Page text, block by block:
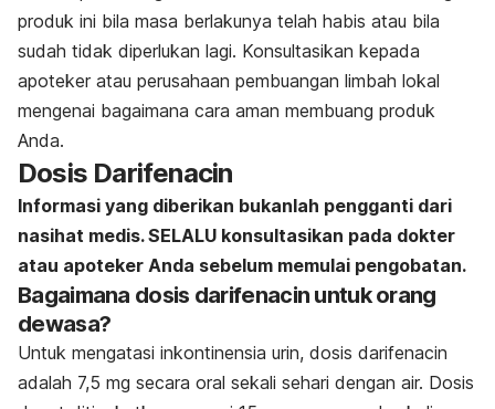
produk ini bila masa berlakunya telah habis atau bila
sudah tidak diperlukan lagi. Konsultasikan kepada
apoteker atau perusahaan pembuangan limbah lokal
mengenai bagaimana cara aman membuang produk
Anda.
Dosis Darifenacin
Informasi yang diberikan bukanlah pengganti dari
nasihat medis. SELALU konsultasikan pada dokter
atau apoteker Anda sebelum memulai pengobatan.
Bagaimana dosis darifenacin untuk orang
dewasa?
Untuk mengatasi inkontinensia urin, dosis darifenacin
adalah 7,5 mg secara oral sekali sehari dengan air. Dosis